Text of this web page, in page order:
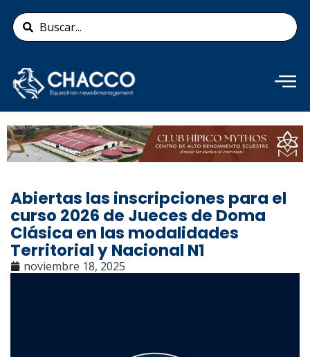
contenido
Search
...
Añade aquí tu texto de
cabecera
Abiertas las inscripciones para el
curso 2026 de Jueces de Doma
Clásica en las modalidades
Territorial y Nacional N1
noviembre 18, 2025